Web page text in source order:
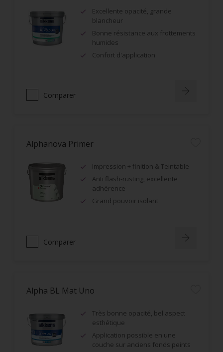
Excellente opacité, grande
blancheur
Bonne résistance aux frottements
humides
Confort d'application
Comparer
Alphanova Primer
Impression + finition & Teintable
Anti flash-rusting, excellente
adhérence
Grand pouvoir isolant
Comparer
Alpha BL Mat Uno
Très bonne opacité, bel aspect
esthétique
Application possible en une
couche sur anciens fonds peints